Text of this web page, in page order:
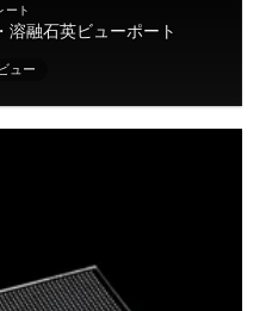
ート
溶融石英ビューポート
ュー